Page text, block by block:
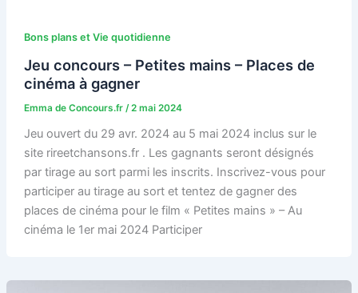
Bons plans et Vie quotidienne
Jeu concours – Petites mains – Places de
cinéma à gagner
Emma de Concours.fr /2 mai 2024
Jeu ouvert du 29 avr. 2024 au 5 mai 2024 inclus sur le
site rireetchansons.fr . Les gagnants seront désignés
par tirage au sort parmi les inscrits. Inscrivez-vous pour
participer au tirage au sort et tentez de gagner des
places de cinéma pour le film « Petites mains » – Au
cinéma le 1er mai 2024 Participer